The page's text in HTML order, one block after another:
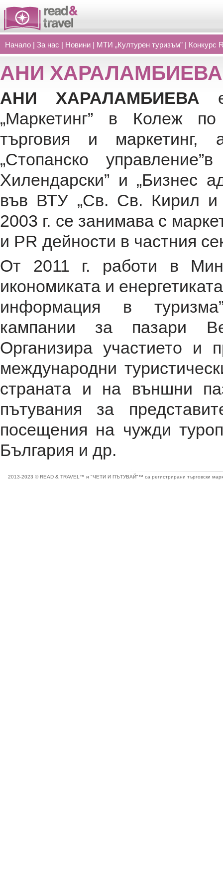
Начало | За нас | Новини | МТИ „Културен туризъм” | Конкурс
АНИ ХАРАЛАМБИЕВА
АНИ ХАРАЛАМБИЕВА
„Маркетинг” в Колеж
търговия и
„Стопанско
Хилендарски” и „Бизнес
във ВТУ „Св. Св. Кирил и
2003 г. се занимава с
и PR дейности в частния
От 2011 г. работи в
икономиката и
информация в
кампании за пазари
Организира участието и
международни
страната и на външни
пътувания за
посещения на чужди
България и др.
2013-2023 © READ & TRAVEL™ и "ЧЕТИ И ПЪТУВАЙ"™ са регистрирани търговски